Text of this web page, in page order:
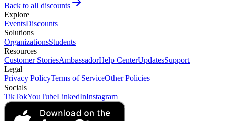
Back to all discounts
Explore
EventsDiscounts
Solutions
OrganizationsStudents
Resources
Customer StoriesAmbassadorHelp CenterUpdatesSupport
Legal
Privacy PolicyTerms of ServiceOther Policies
Socials
TikTokYouTubeLinkedInInstagram